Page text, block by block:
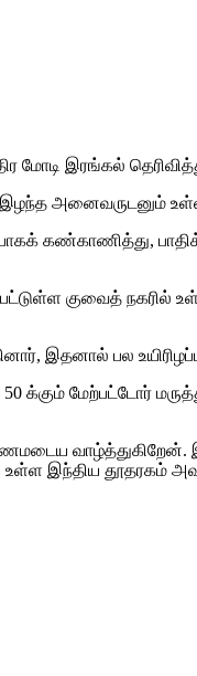
மோடி இரங்கல்
அனைவருடனும்
கண்காணித்து,
குவைத் நகரில்
இதனால் பல
க்கும் மேற்பட்டோர்
வாழ்த்துகிறேன்.
இந்திய தூதரகம்